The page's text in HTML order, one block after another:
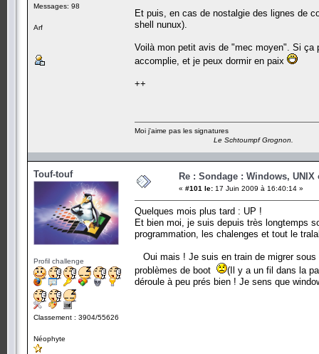
Messages: 98
Arf
Et puis, en cas de nostalgie des lignes de
shell nunux).
Voilà mon petit avis de "mec moyen". Si ça
accomplie, et je peux dormir en paix
++
Moi j'aime pas les signatures
Le Schtoumpf Grognon.
Touf-touf
Profil challenge
Classement : 3904/55626
Néophyte
Re : Sondage : Windows, UNIX
« #101 le: 17 Juin 2009 à 16:40:14 »
Quelques mois plus tard : UP !
Et bien moi, je suis depuis très longtemps
programmation, les chalenges et tout le
Oui mais ! Je suis en train de migrer
problèmes de boot
(Il y a un fil dans la
déroule à peu prés bien ! Je sens que